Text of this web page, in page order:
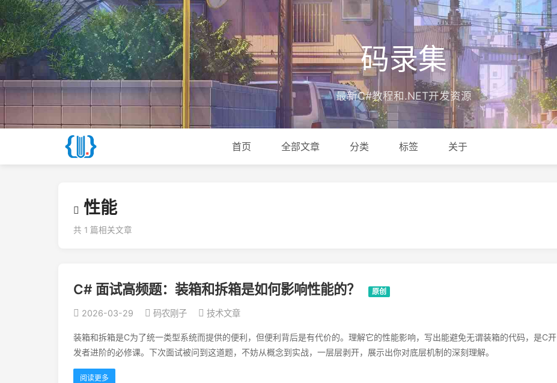
码录集
最新C#教程和.NET开发资源
首页 全部文章 分类 标签 关于
性能
共 1 篇相关文章
C# 面试高频题：装箱和拆箱是如何影响性能的？ 原创
2026-03-29 码农刚子 技术文章
装箱和拆箱是C为了统一类型系统而提供的便利，但便利背后是有代价的。理解它的性能影响，写出能避免无谓装箱的代码，是C开
发者进阶的必修课。下次面试被问到这道题，不妨从概念到实战，一层层剥开，展示出你对底层机制的深刻理解。
阅读更多